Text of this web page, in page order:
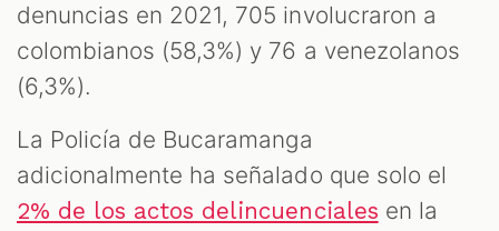
denuncias en 2021, 705 involucraron a
colombianos (58,3%) y 76 a venezolanos
(6,3%).
La Policía de Bucaramanga
adicionalmente ha señalado que solo el
2% de los actos delincuenciales en la